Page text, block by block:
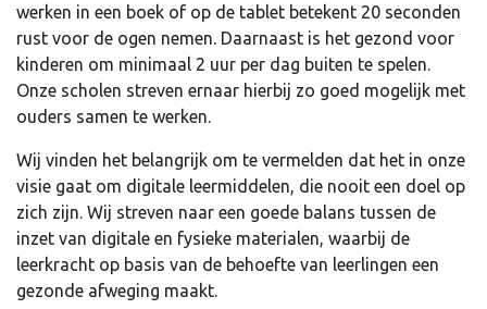
werken in een boek of op de tablet betekent 20 seconden
rust voor de ogen nemen. Daarnaast is het gezond voor
kinderen om minimaal 2 uur per dag buiten te spelen.
Onze scholen streven ernaar hierbij zo goed mogelijk met
ouders samen te werken.
Wij vinden het belangrijk om te vermelden dat het in onze
visie gaat om digitale leermiddelen, die nooit een doel op
zich zijn. Wij streven naar een goede balans tussen de
inzet van digitale en fysieke materialen, waarbij de
leerkracht op basis van de behoefte van leerlingen een
gezonde afweging maakt.